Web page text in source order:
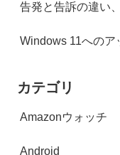
告発と告訴の違い
Windows 11へのア
カテゴリ
Amazonウォッチ
Android